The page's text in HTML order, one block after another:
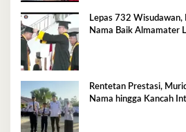
Lepas 732 Wisudawan,
Nama Baik Almamater
Rentetan Prestasi,
Nama hingga Kancah